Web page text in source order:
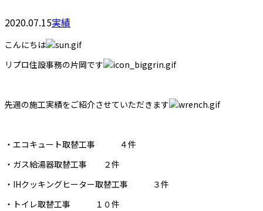
2020.07.15実績
こんにちは
リプロ住設事務の片岡です
先週の施工実績をご紹介させていただきます
・エコキュート取替工事 ４件
・ガス給湯器取替工事 ２件
・IHクッキングヒーター取替工事 ３件
・トイレ取替工事 １０件